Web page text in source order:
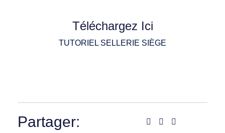
Téléchargez Ici
TUTORIEL SELLERIE SIÈGE
Partager: